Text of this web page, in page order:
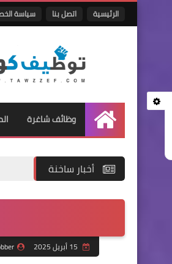
الرئيسية اتصل بنا سياسة
الرئيسية
وظائف شاغرة
أخبار ساخنة